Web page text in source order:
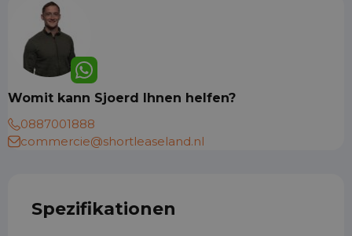
Womit kann Sjoerd Ihnen helfen?
0887001888
commercie@shortleaseland.nl
Spezifikationen